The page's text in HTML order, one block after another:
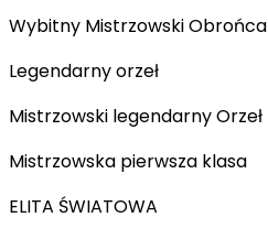
Wybitny Mistrzowski Obrońca
Legendarny orzeł
Mistrzowski legendarny Orzeł
Mistrzowska pierwsza klasa
ELITA ŚWIATOWA